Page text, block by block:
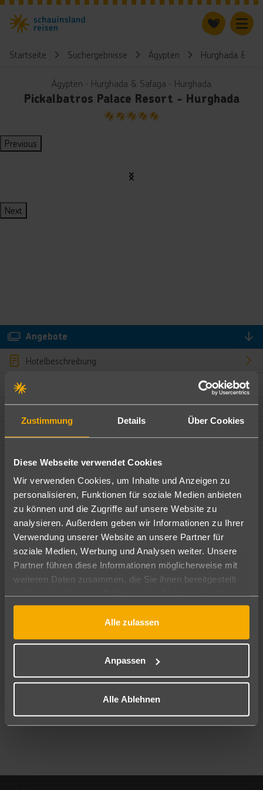
Zustimmung Details Über Cookies
Diese Webseite verwendet Cookies
Wir verwenden Cookies, um Inhalte und Anzeigen zu
personalisieren, Funktionen für soziale Medien anbieten
zu können und die Zugriffe auf unsere Website zu
analysieren. Außerdem geben wir Informationen zu Ihrer
Verwendung unserer Website an unsere Partner für
soziale Medien, Werbung und Analysen weiter. Unsere
Partner führen diese Informationen möglicherweise mit
weiteren Daten zusammen, die Sie ihnen bereitgestellt
gesammelt haben.
Alle zulassen
Anpassen
Alle Ablehnen
Startseite Suchergebnisse Ägypten Hurghada &
Ägypten ∙ Hurghada & Safaga ∙ Hurghada
Pickalbatros Palace Resort - Hurghada
5
Previous
Next
Angebote
Hotelbeschreibung
Bewertungen
Ändere die Kriterien nach deinen Wünschen
Pauschal Nur Hotel
Abflughafen
Alle Abflughäfen
08.08.26–06.08.27 7-21 Nächte
Mehr Filter anzeigen